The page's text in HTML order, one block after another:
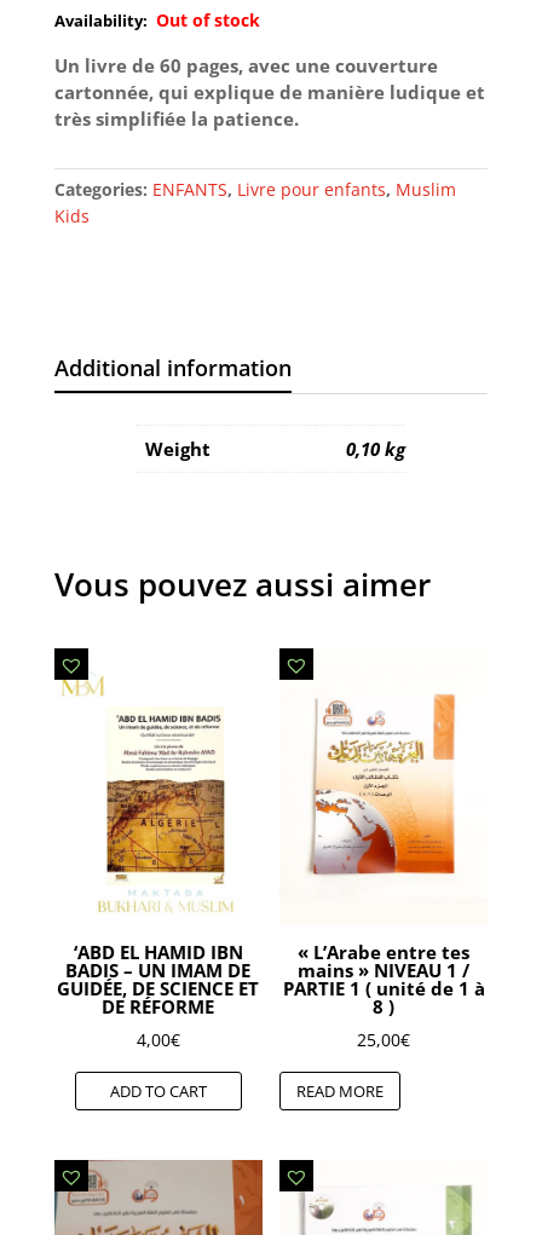
Out of stock
Un livre de 60 pages, avec une couverture
cartonnée, qui explique de manière ludique et
très simplifiée la patience.
Categories: ENFANTS, Livre pour enfants, Muslim
Kids
Additional information
Weight 0,10 kg
Vous pouvez aussi aimer
‘ABD EL HAMID IBN
BADIS – UN IMAM DE
GUIDÉE, DE SCIENCE ET
DE RÉFORME
4,00€
ADD TO CART
« L’Arabe entre tes
mains » NIVEAU 1 /
PARTIE 1 ( unité de 1 à
8 )
25,00€
READ MORE